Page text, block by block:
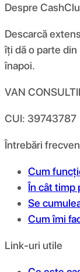
Despre
Descarcă
îți dă o parte
înapoi.
VAN
CUI: 39743787
Întrebări
Cum
În cât timp
Se
Cum îmi
Link-uri utile